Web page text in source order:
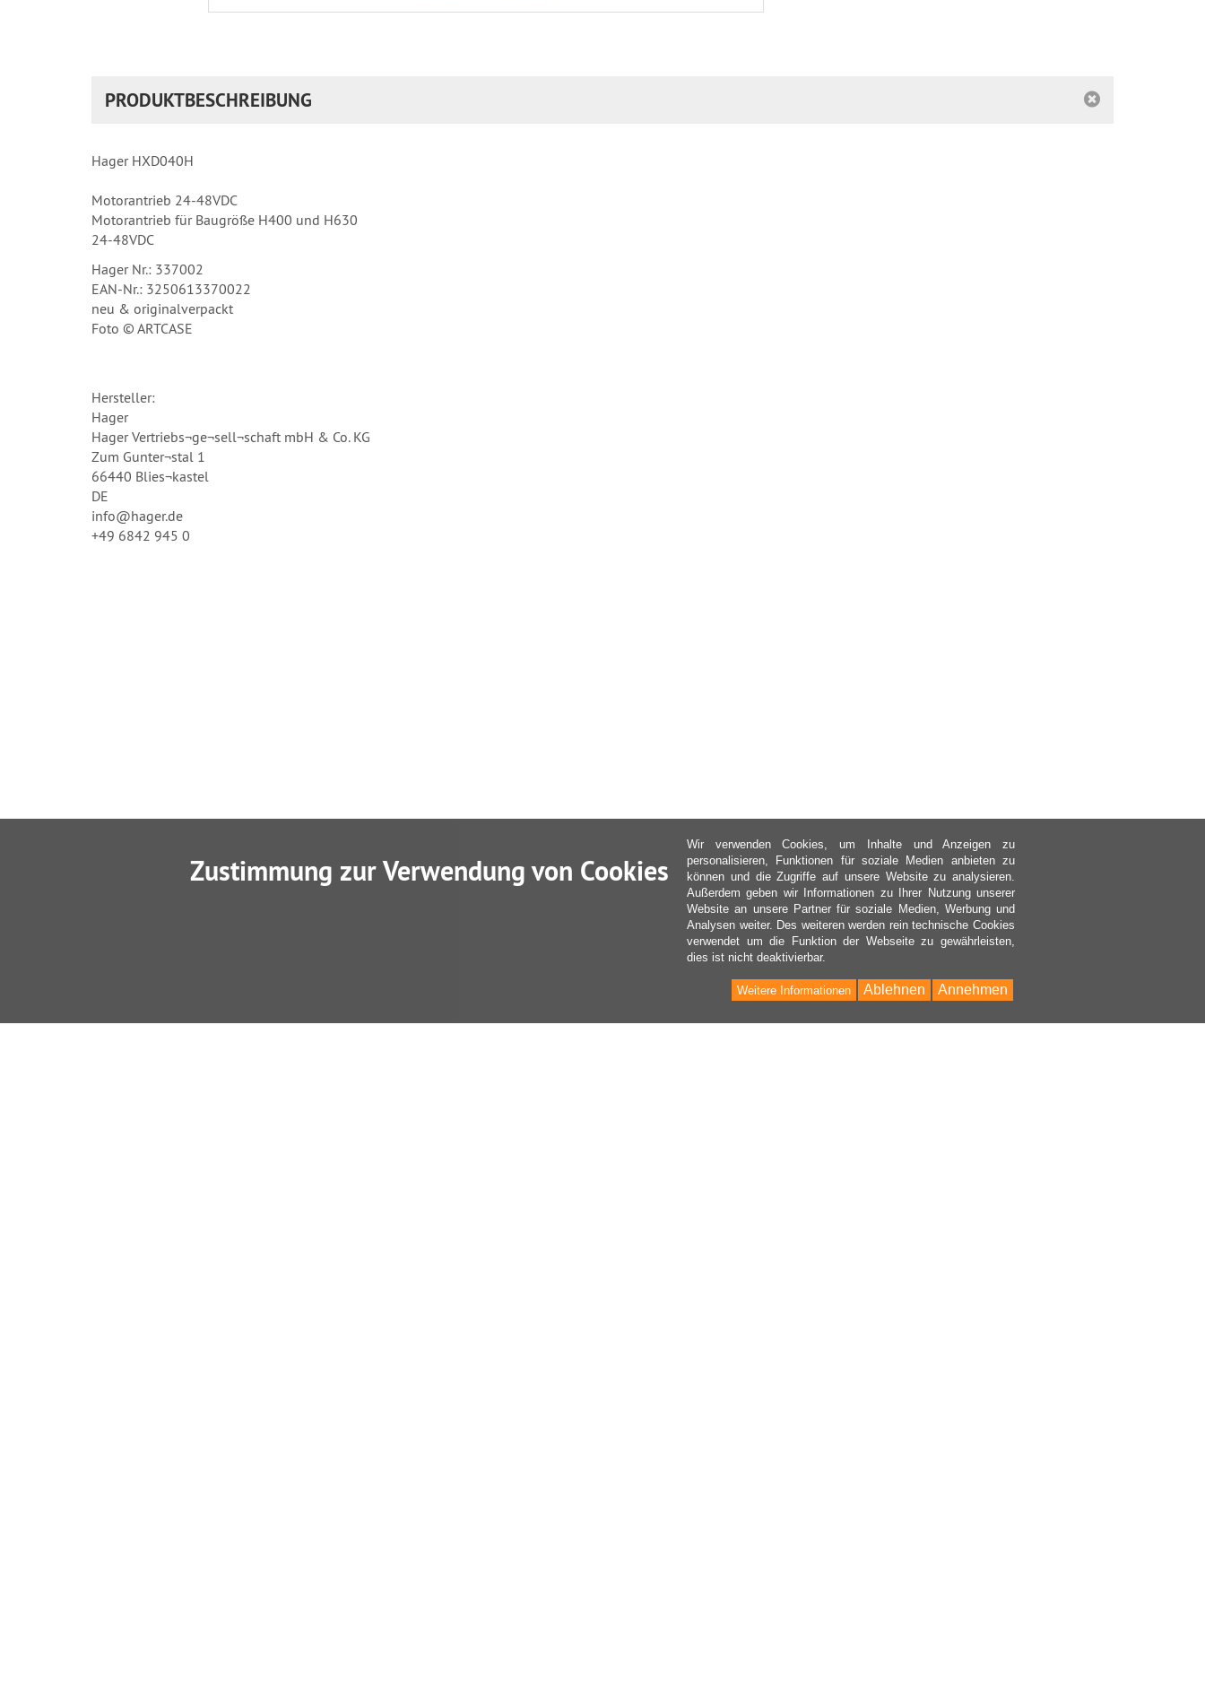
PRODUKTBESCHREIBUNG
Hager HXD040H
Motorantrieb 24-48VDC
Motorantrieb für Baugröße H400 und H630
24-48VDC
Hager Nr.: 337002
EAN-Nr.: 3250613370022
neu & originalverpackt
Foto © ARTCASE
Hersteller:
Hager
Hager Vertriebs¬ge¬sell¬schaft mbH & Co. KG
Zum Gunter¬stal 1
66440 Blies¬kastel
DE
info@hager.de
+49 6842 945 0
Zustimmung zur Verwendung von Cookies
Wir verwenden Cookies, um Inhalte und Anzeigen zu
personalisieren, Funktionen für soziale Medien anbieten zu
können und die Zugriffe auf unsere Website zu analysieren.
Außerdem geben wir Informationen zu Ihrer Nutzung unserer
Website an unsere Partner für soziale Medien, Werbung und
Analysen weiter. Des weiteren werden rein technische Cookies
verwendet um die Funktion der Webseite zu gewährleisten,
dies ist nicht deaktivierbar.
Annehmen
Ablehnen
Weitere Informationen